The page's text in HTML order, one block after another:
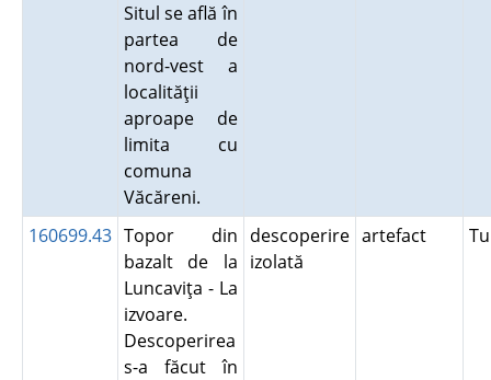
Situl se află în
partea de
nord-vest a
localităţii
aproape de
limita cu
comuna
Văcăreni.
160699.43 Topor din
bazalt de la
Luncaviţa - La
izvoare.
Descoperirea
s-a făcut în
descoperire
izolată
artefact